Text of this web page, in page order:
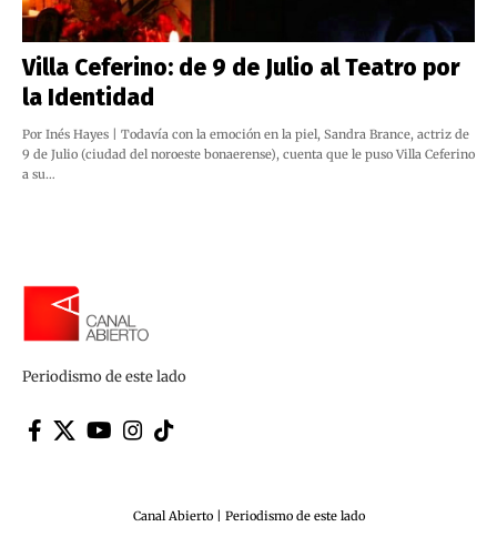
Villa Ceferino: de 9 de Julio al Teatro por
la Identidad
Por Inés Hayes | Todavía con la emoción en la piel, Sandra Brance, actriz de
9 de Julio (ciudad del noroeste bonaerense), cuenta que le puso Villa Ceferino
a su…
Periodismo de este lado
Canal Abierto | Periodismo de este lado